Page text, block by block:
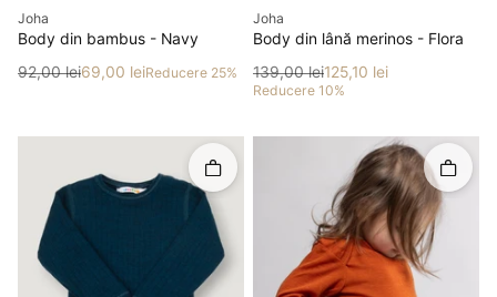
Body din bambus - Navy
Producător
Joha
Preț
92,00 lei
Preț redus69,00 leiReducere 25%
Body din lână merinos - Flora
Producător
Joha
Preț
139,00 lei
Preț redus125,10 lei
Reducere 10%
Rapid în coș Rapid